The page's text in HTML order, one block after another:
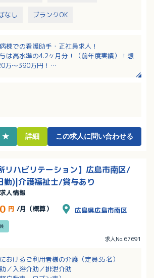
なし ブランクOK
棟での看護助手・正社員求人！
は高水準の4.2ヶ月分！（前年度実績）！想
万～390万円！
宅手当の支給あり（賃貸・戸建て問わ
者には資格手当、扶養手当の支給など福利
です
65歳で長く働ける環境があります！
★ 詳細 この求人に問い合わせる
リハビリテーション】広島市南区/
勤)|介護福祉士/賞与あり
人情報
円 /月（概算） 広島県広島市南区
求人No.67691
おけるご利用者様の介護（定員35名）
／入浴介助／排泄介助